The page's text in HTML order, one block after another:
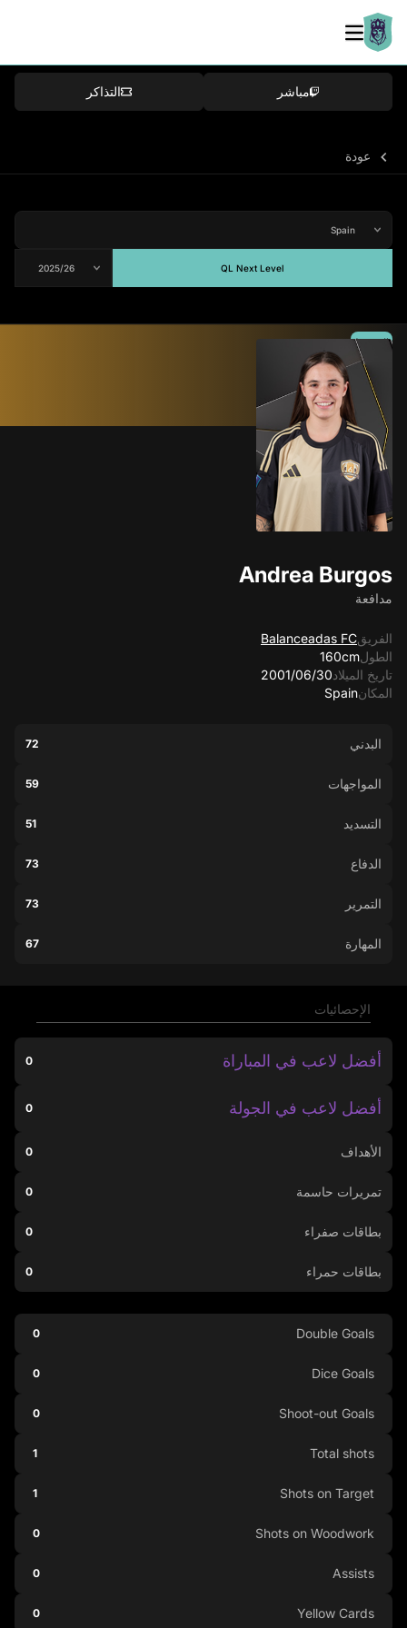
مباشر التذاكر
عودة
QL Next Level
Andrea Burgos
مدافعة
الفريقBalanceadas FC
الطول160cm
تاريخ الميلاد30‏/06‏/2001
المكانSpain
المتوسط
66
البدني 72
المواجهات 59
التسديد 51
الدفاع 73
التمرير 73
المهارة 67
الإحصائيات
أفضل لاعب في المباراة 0
أفضل لاعب في الجولة 0
الأهداف 0
تمريرات حاسمة 0
بطاقات صفراء 0
بطاقات حمراء 0
Double Goals
0
Dice Goals
0
Shoot-out Goals
0
Total shots
1
Shots on Target
1
Shots on Woodwork
0
Assists
0
Yellow Cards
0